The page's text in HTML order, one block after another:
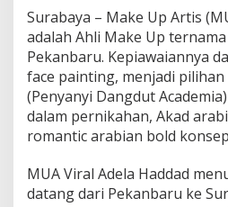
e
k
t
a
k
u
l
e
r
o
n
s
Surabaya – Make Up Artis
adalah Ahli Make Up
Pekanbaru. Kepiawaiannya
face painting, menjadi pilihan
(Penyanyi Dangdut
dalam pernikahan, Akad
romantic arabian bold
MUA Viral Adela Haddad
datang dari Pekanbaru ke